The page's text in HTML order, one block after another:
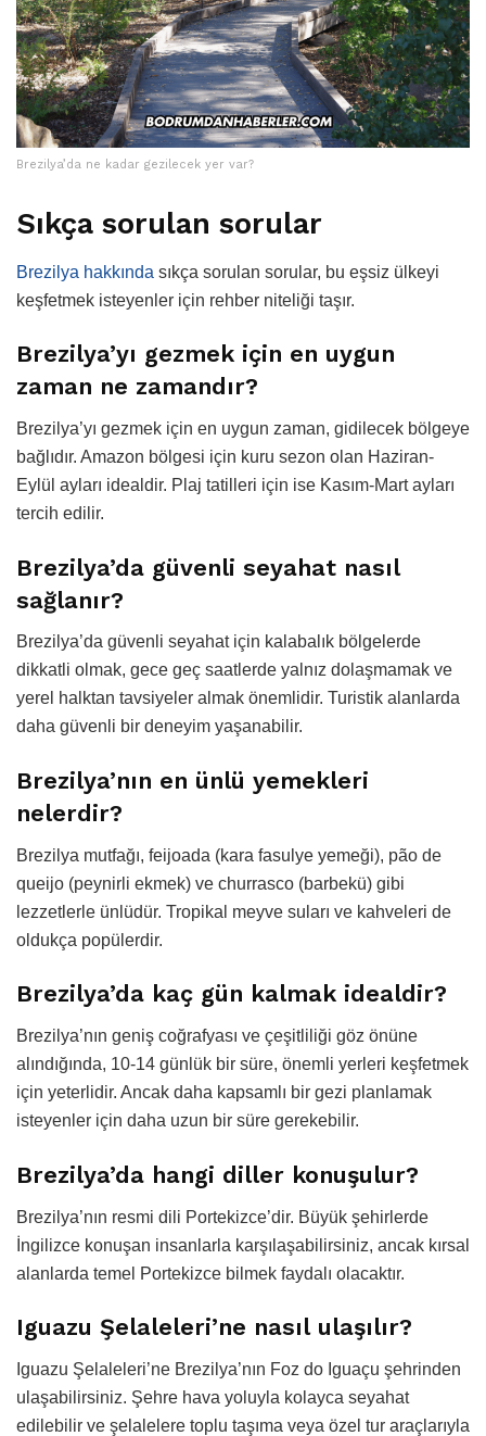
Brezilya’da ne kadar gezilecek yer var?
Sıkça sorulan sorular
Brezilya hakkında sıkça sorulan sorular, bu eşsiz ülkeyi
keşfetmek isteyenler için rehber niteliği taşır.
Brezilya’yı gezmek için en uygun
zaman ne zamandır?
Brezilya’yı gezmek için en uygun zaman, gidilecek bölgeye
bağlıdır. Amazon bölgesi için kuru sezon olan Haziran-
Eylül ayları idealdir. Plaj tatilleri için ise Kasım-Mart ayları
tercih edilir.
Brezilya’da güvenli seyahat nasıl
sağlanır?
Brezilya’da güvenli seyahat için kalabalık bölgelerde
dikkatli olmak, gece geç saatlerde yalnız dolaşmamak ve
yerel halktan tavsiyeler almak önemlidir. Turistik alanlarda
daha güvenli bir deneyim yaşanabilir.
Brezilya’nın en ünlü yemekleri
nelerdir?
Brezilya mutfağı, feijoada (kara fasulye yemeği), pão de
queijo (peynirli ekmek) ve churrasco (barbekü) gibi
lezzetlerle ünlüdür. Tropikal meyve suları ve kahveleri de
oldukça popülerdir.
Brezilya’da kaç gün kalmak idealdir?
Brezilya’nın geniş coğrafyası ve çeşitliliği göz önüne
alındığında, 10-14 günlük bir süre, önemli yerleri keşfetmek
için yeterlidir. Ancak daha kapsamlı bir gezi planlamak
isteyenler için daha uzun bir süre gerekebilir.
Brezilya’da hangi diller konuşulur?
Brezilya’nın resmi dili Portekizce’dir. Büyük şehirlerde
İngilizce konuşan insanlarla karşılaşabilirsiniz, ancak kırsal
alanlarda temel Portekizce bilmek faydalı olacaktır.
Iguazu Şelaleleri’ne nasıl ulaşılır?
Iguazu Şelaleleri’ne Brezilya’nın Foz do Iguaçu şehrinden
ulaşabilirsiniz. Şehre hava yoluyla kolayca seyahat
edilebilir ve şelalelere toplu taşıma veya özel tur araçlarıyla